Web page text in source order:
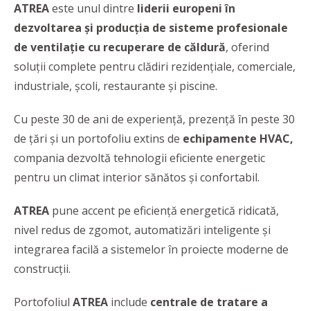
ATREAeste unul dintre liderii europeni în
dezvoltarea și producția de sisteme profesionale
de ventilație cu recuperare de căldură, oferind
soluții complete pentru clădiri rezidențiale, comerciale,
industriale, școli, restaurante și piscine.
Cu peste 30 de ani de experiență, prezență în peste 30
de țări și un portofoliu extins de echipamente HVAC,
compania dezvoltă tehnologii eficiente energetic
pentru un climat interior sănătos și confortabil.
ATREA pune accent pe eficiență energetică ridicată,
nivel redus de zgomot, automatizări inteligente și
integrarea facilă a sistemelor în proiecte moderne de
construcții.
Portofoliul ATREA include centrale de tratare a